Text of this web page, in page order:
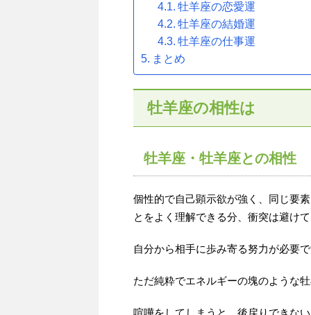
牡羊座の恋愛運
牡羊座の結婚運
牡羊座の仕事運
まとめ
牡羊座の相性は
牡羊座・牡羊座との相性
個性的で自己顕示欲が強く、同じ要
とをよく理解できる分、衝突は避け
自分から相手に歩み寄る努力が必要
ただ純粋でエネルギーの塊のような
喧嘩をしてしまうと、後戻りできな